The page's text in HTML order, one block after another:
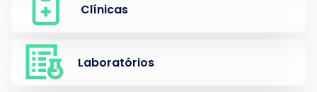
Clínicas
Laboratórios